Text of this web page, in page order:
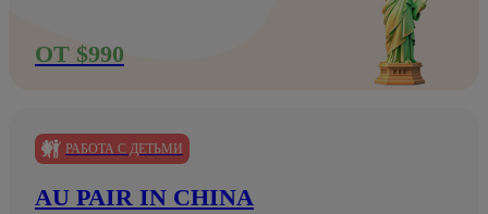
ОТ $990
РАБОТА С ДЕТЬМИ
AU PAIR IN CHINA